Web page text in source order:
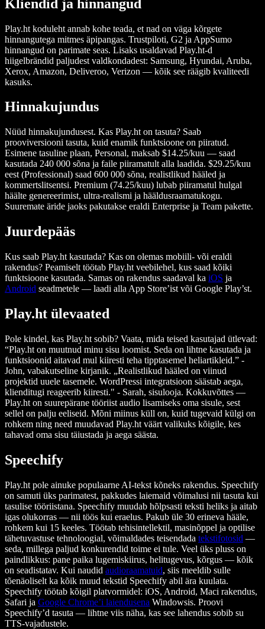
Kliendid ja hinnangud
Play.ht koduleht annab kohe teada, et nad on väga kõrgete
hinnangutega mitmes äpipangas. Trustpiloti, G2 ja AppSumo
hinnangud on parimate seas. Lisaks usaldavad Play.ht-d
hiigelbrändid paljudest valdkondadest: Samsung, Hyundai, Aruba,
Xerox, Amazon, Deliveroo, Verizon — kõik see räägib kvaliteedi
kasuks.
Hinnakujundus
Nüüd hinnakujundusest. Kas Play.ht on tasuta? Saab
prooviversiooni tasuta, kuid enamik funktsioone on piiratud.
Esimene tasuline plaan, Personal, maksab $14.25/kuu — saad
kasutada 240 000 sõna ja faile piiramatult alla laadida. $29.25/kuu
eest (Professional) saad 600 000 sõna, realistlikud hääled ja
kommertslitsentsi. Premium (74.25/kuu) lubab piiramatul hulgal
häälte genereerimist, ultra-realismi ja hääldusraamatukogu.
Suuremate äride jaoks pakutakse eraldi Enterprise ja Team pakette.
Juurdepääs
Kus saab Play.ht kasutada? Kas on olemas mobiili- või eraldi
rakendus? Peamiselt töötab Play.ht veebilehel, kus saad kõiki
funktsioone kasutada. Samas on rakendus saadaval ka iOS ja
Android seadmetele — laadi alla App Store’ist või Google Play’st.
Play.ht ülevaated
Pole kindel, kas Play.ht sobib? Vaata, mida teised kasutajad ütlevad:
“Play.ht on muutnud minu sisu loomist. Seda on lihtne kasutada ja
funktsioonid aitavad mul kiiresti teha tipptasemel heliartikleid.” -
John, vabakutseline kirjanik. „Realistlikud hääled on viinud
projektid uuele tasemele. WordPressi integratsioon säästab aega,
klienditugi reageerib kiiresti." - Sarah, sisulooja. Kokkuvõttes —
Play.ht on suurepärane tööriist audio lisamiseks oma sisule, sest
sellel on palju eeliseid. Mõni miinus küll on, kuid tugevaid külgi on
rohkem ning need muudavad Play.ht väärt valikuks kõigile, kes
tahavad oma sisu täiustada ja aega säästa.
Speechify
Play.ht pole ainuke populaarne AI-tekst kõneks rakendus. Speechify
on samuti üks parimatest, pakkudes laiemaid võimalusi nii tasuta kui
tasulise tööriistana. Speechify muudab hõlpsasti teksti heliks ja aitab
igas olukorras — nii töös kui eraelus. Pakub üle 30 erineva hääle,
rohkem kui 15 keeles. Töötab tehisintellektil, masinõppel ja optilise
tähetuvastuse tehnoloogial, võimaldades teisendada tekstifotosid —
seda, millega paljud konkurendid toime ei tule. Veel üks pluss on
paindlikkus: pane paika lugemiskiirus, helitugevus, kõrgus — kõik
on seadistatav. Kui naudid audioraamatuid, siis meeldib sulle
tõenäoliselt ka kõik muud tekstid Speechify abil ära kuulata.
Speechify töötab kõigil platvormidel: iOS, Android, Maci rakendus,
Safari ja Google Chrome’i laiendusena Windowsis. Proovi
Speechify’d tasuta — lihtne viis näha, kas see lahendus sobib su
TTS-vajadustele.